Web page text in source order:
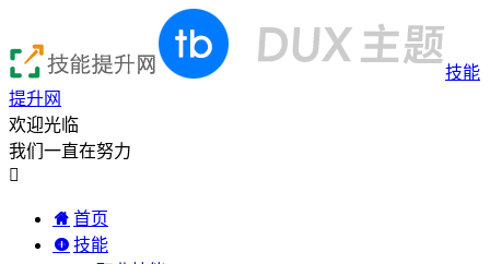
技能
提升网
欢迎光临
我们一直在努力

首页
技能